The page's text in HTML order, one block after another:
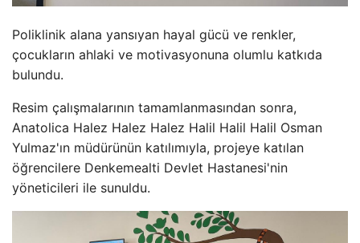
Poliklinik alana yansıyan hayal gücü ve renkler,
çocukların ahlaki ve motivasyonuna olumlu katkıda
bulundu.
Resim çalışmalarının tamamlanmasından sonra,
Anatolica Halez Halez Halez Halil Halil Halil Osman
Yulmaz'ın müdürünün katılımıyla, projeye katılan
öğrencilere Denkemealti Devlet Hastanesi'nin
yöneticileri ile sunuldu.